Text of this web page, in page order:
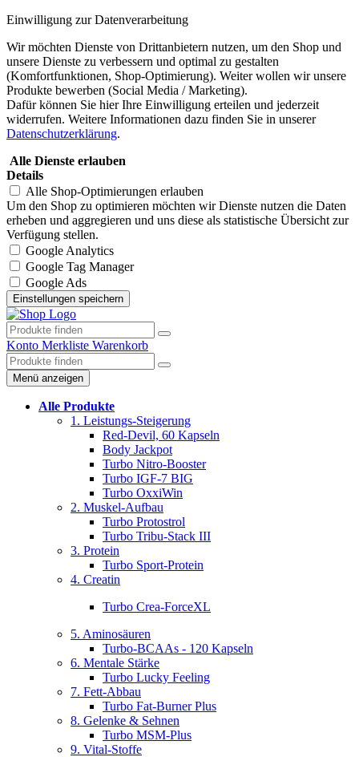
Einwilligung zur Datenverarbeitung
Wir möchten Dienste von Drittanbietern nutzen, um den Shop und
unsere Dienste zu verbessern und optimal zu gestalten
(Komfortfunktionen, Shop-Optimierung). Weiter wollen wir unsere
Produkte bewerben (Social Media / Marketing).
Dafür können Sie hier Ihre Einwilligung erteilen und jederzeit
widerrufen. Weitere Informationen dazu finden Sie in unserer
Datenschutzerklärung.
Alle Dienste erlauben
Details
Alle Shop-Optimierungen erlauben
Um den Shop zu optimieren möchten wir Dienste nutzen die Daten
erheben und aggregieren und uns diese als statistische Übersicht zur
Verfügung stellen.
Google Analytics
Google Tag Manager
Google Ads
Konto Merkliste Warenkorb
Menü anzeigen
Alle Produkte
1. Leistungs-Steigerung
Red-Devil, 60 Kapseln
Body Jackpot
Turbo Nitro-Booster
Turbo IGF-7 BIG
Turbo OxxiWin
2. Muskel-Aufbau
Turbo Protostrol
Turbo Tribu-Stack III
3. Protein
Turbo Sport-Protein
4. Creatin
Turbo Crea-ForceXL
5. Aminosäuren
Turbo-BCAAs - 120 Kapseln
6. Mentale Stärke
Turbo Lucky Feeling
7. Fett-Abbau
Turbo Fat-Burner Plus
8. Gelenke & Sehnen
Turbo MSM-Plus
9. Vital-Stoffe